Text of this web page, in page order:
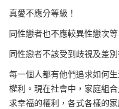
真愛不應分等級！
同性戀者也不應較異性戀次等
同性戀者不該受到歧視及差別
每一個人都有他們追求如何
權利。現在社會中，家庭組
求幸福的權利，各式各樣的